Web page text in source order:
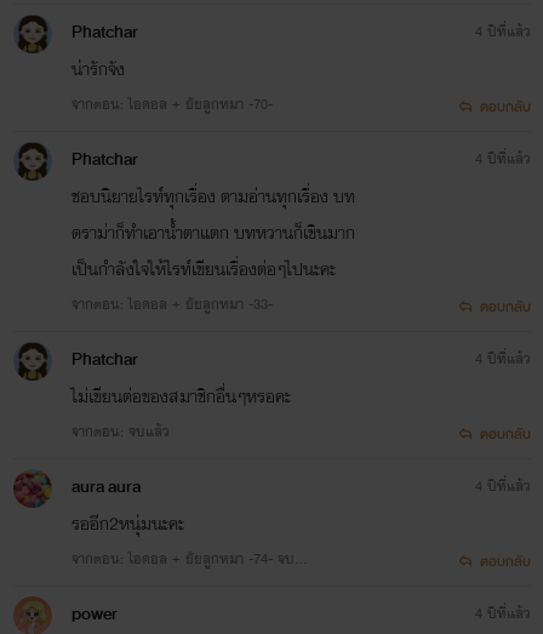
Phatchar
น่ารักจัง
จากตอน: ไอดอล + ยัยลูกหมา -70-
4 ปีที่แล้ว
ตอบกลับ
Phatchar
ชอบนิยายไรท์ทุกเรื่อง ตามอ่านทุกเรื่อง บท
ดราม่าก็ทำเอาน้ำตาแตก บทหวานก็เขินมาก
เป็นกำลังใจให้ไรท์เขียนเรื่องต่อๆไปนะคะ
จากตอน: ไอดอล + ยัยลูกหมา -33-
4 ปีที่แล้ว
ตอบกลับ
Phatchar
ไม่เขียนต่อของสมาชิกอื่นๆหรอคะ
จากตอน: จบแล้ว
4 ปีที่แล้ว
ตอบกลับ
aura aura
รออีก2หนุ่มนะคะ
จากตอน: ไอดอล + ยัยลูกหมา -74- จบ...
4 ปีที่แล้ว
ตอบกลับ
power
4 ปีที่แล้ว